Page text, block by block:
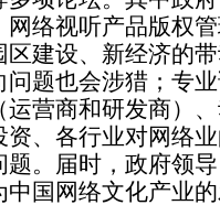
网络视听产品版权
区建设、新经济的
问题也会涉猎；专
运营商和研发商）
资、各行业对网络
题。届时，政府领
中国网络文化产业